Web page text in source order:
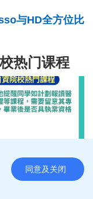
与HD全方位比
热门课程
同意及关闭